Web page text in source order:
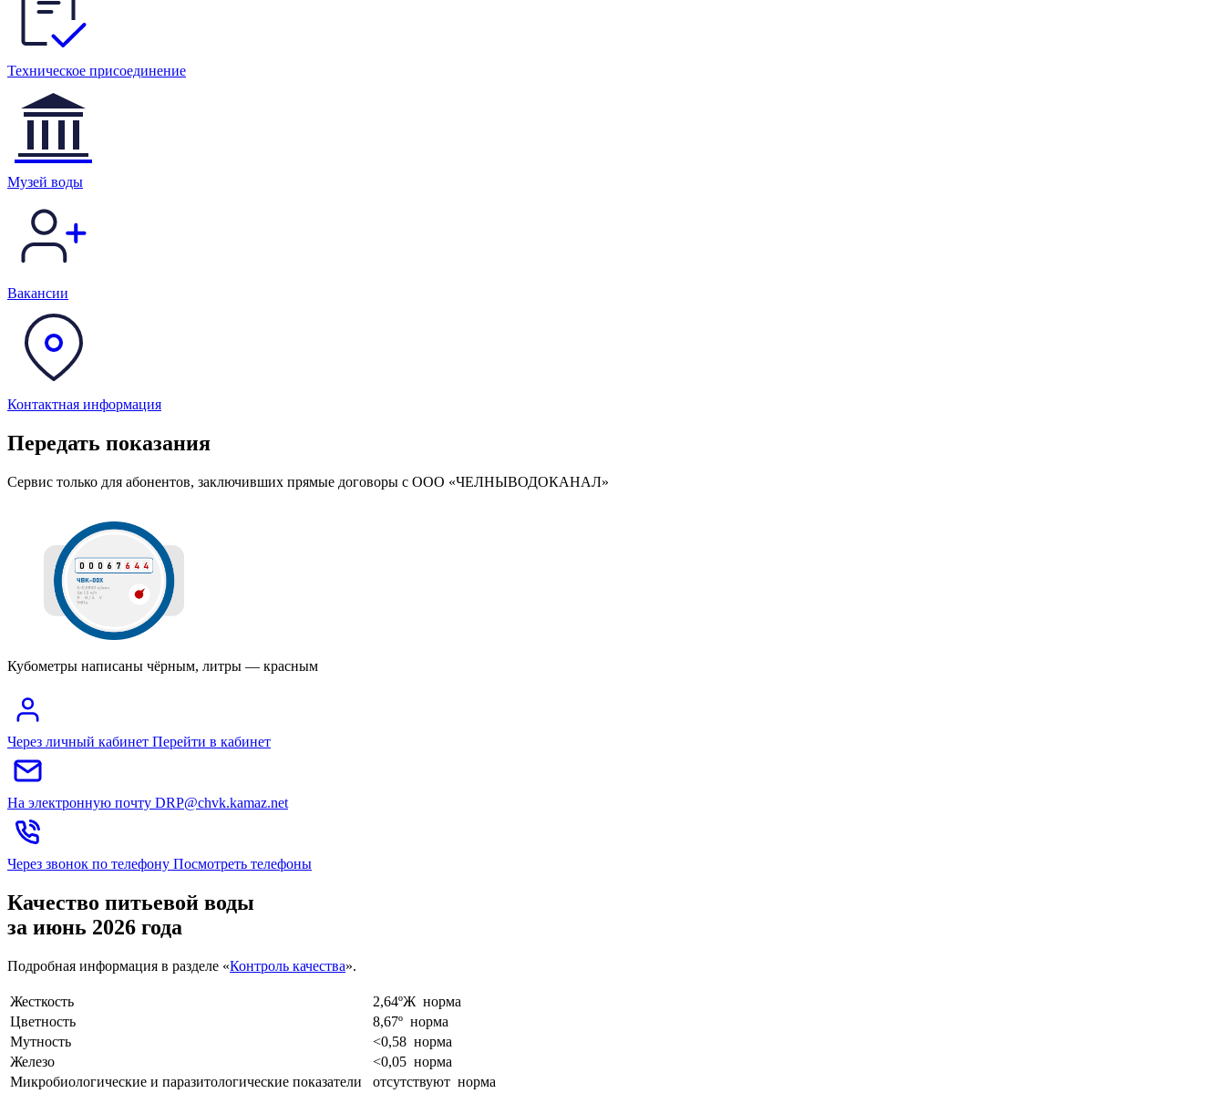
Техническое присоединение
Музей воды
Вакансии
Контактная информация
Передать показания
Сервис только для абонентов, заключивших прямые договоры с ООО «ЧЕЛНЫВОДОКАНАЛ»
Кубометры написаны чёрным, литры — красным
Через личный кабинет Перейти в кабинет
На электронную почту DRP@chvk.kamaz.net
Через звонок по телефону Посмотреть телефоны
Качество питьевой воды
за июнь 2026 года
Подробная информация в разделе «Контроль качества».
Жесткость 2,64ºЖ норма
Цветность
8,67º норма
Мутность
<0,58 норма
Железо
<0,05 норма
Микробиологические и паразитологические показатели
отсутствуют норма